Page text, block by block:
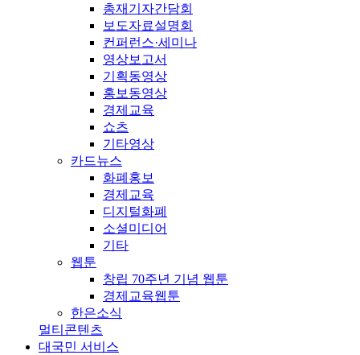
총재기자간담회
보도자료설명회
컨퍼런스·세미나
영상보고서
기획동영상
홍보동영상
경제교육
쇼츠
기타영상
카드뉴스
화폐홍보
경제교육
디지털화폐
소셜미디어
기타
웹툰
창립 70주년 기념 웹툰
경제교육웹툰
한은소식
멀티콘텐츠
대국민 서비스